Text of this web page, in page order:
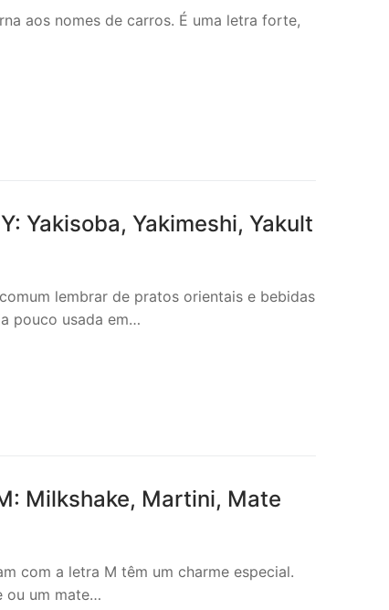
aos nomes de carros. É uma letra forte,
Yakisoba, Yakimeshi, Yakult
lembrar de pratos orientais e bebidas
pouco usada em…
Milkshake, Martini, Mate
com a letra M têm um charme especial.
ou um mate…